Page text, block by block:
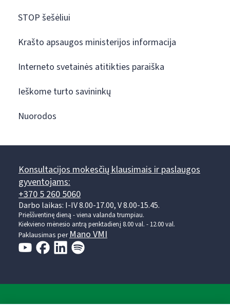
STOP šešėliui
Krašto apsaugos ministerijos informacija
Interneto svetainės atitikties paraiška
Ieškome turto savininkų
Nuorodos
Konsultacijos mokesčių klausimais ir paslaugos
gyventojams:
+370 5 260 5060
Darbo laikas: I-IV 8.00-17.00, V 8.00-15.45.
Prieššventinę dieną - viena valanda trumpiau.
Kiekvieno mėnesio antrą penktadienį 8.00 val. - 12.00 val.
Paklausimas per Mano VMI